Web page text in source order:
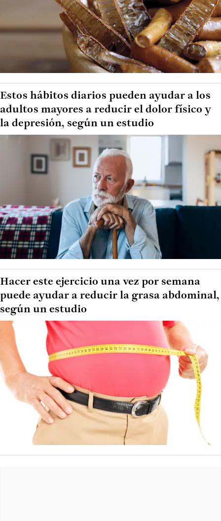
Estos hábitos diarios pueden ayudar a los
adultos mayores a reducir el dolor físico y
la depresión, según un estudio
Hacer este ejercicio una vez por semana
puede ayudar a reducir la grasa abdominal,
según un estudio